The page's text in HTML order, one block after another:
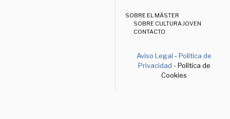
SOBRE EL MÁSTER
SOBRE CULTURA JOVEN
CONTACTO
Aviso Legal -Política de
Privacidad - Política de
Cookies